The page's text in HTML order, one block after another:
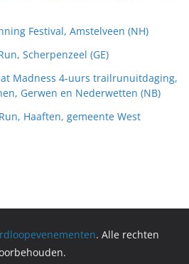
Festival, Amstelveen (NH)
Scherpenzeel (GE)
Madness 4-uurs trailrunuitdaging,
Gerwen en Nederwetten (NB)
Haaften, gemeente West
. Alle rechten